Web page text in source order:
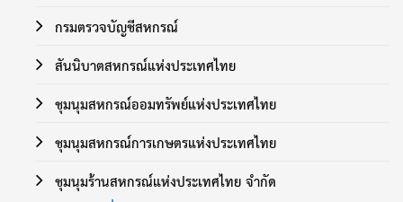
กรมตรวจบัญชีสหกรณ์
สันนิบาตสหกรณ์แห่งประเทศไทย
ชุมนุมสหกรณ์ออมทรัพย์แห่งประเทศไทย
ชุมนุมสหกรณ์การเกษตรแห่งประเทศไทย
ชุมนุมร้านสหกรณ์แห่งประเทศไทย จำกัด